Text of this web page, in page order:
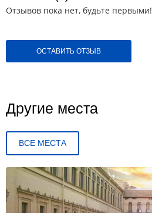
Отзывов пока нет, будьте первыми!
ОСТАВИТЬ ОТЗЫВ
Другие места
ВСЕ МЕСТА